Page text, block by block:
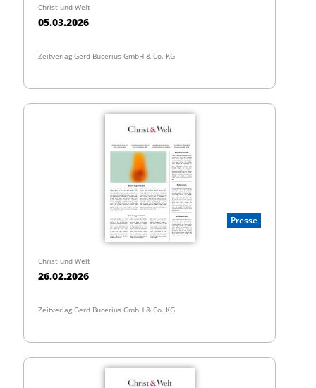
Christ und Welt
05.03.2026
Zeitverlag Gerd Bucerius GmbH & Co. KG
Presse
Christ und Welt
26.02.2026
Zeitverlag Gerd Bucerius GmbH & Co. KG